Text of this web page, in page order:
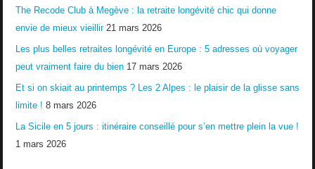
The Recode Club à Megève : la retraite longévité chic qui donne
envie de mieux vieillir 21 mars 2026
Les plus belles retraites longévité en Europe : 5 adresses où voyager
peut vraiment faire du bien 17 mars 2026
Et si on skiait au printemps ? Les 2 Alpes : le plaisir de la glisse sans
limite ! 8 mars 2026
La Sicile en 5 jours : itinéraire conseillé pour s’en mettre plein la vue !
1 mars 2026